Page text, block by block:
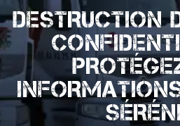
DESTRUCTION